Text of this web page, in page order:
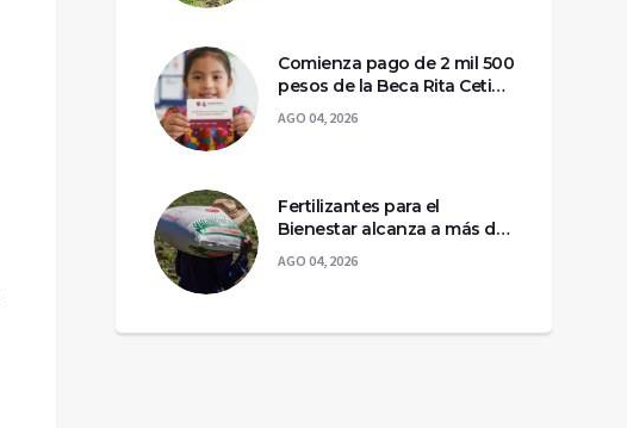
Comienza pago de 2 mil 500
pesos de la Beca Rita Cetina
para estudiantes de
primaria
AGO 04, 2026
Fertilizantes para el
Bienestar alcanza a más de
2 millones de productores
en México
AGO 04, 2026